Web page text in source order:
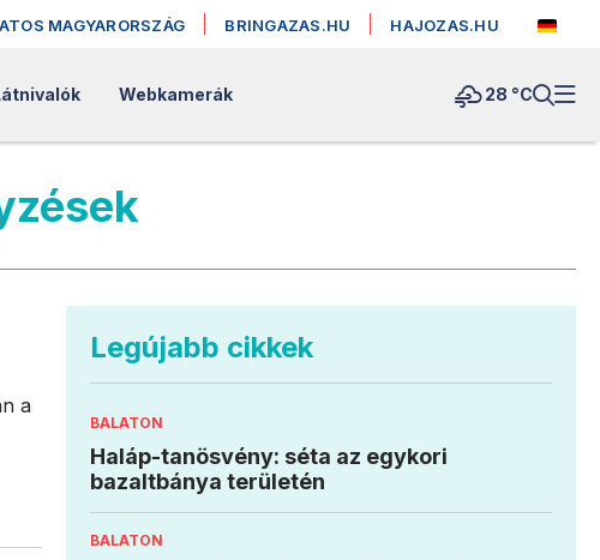
MAGYARORSZÁG BRINGAZAS.HU HAJOZAS.HU
Webkamerák 28 °C
a
Legújabb cikkek
BALATON
Haláp-tanösvény: séta az egykori
bazaltbánya területén
BALATON